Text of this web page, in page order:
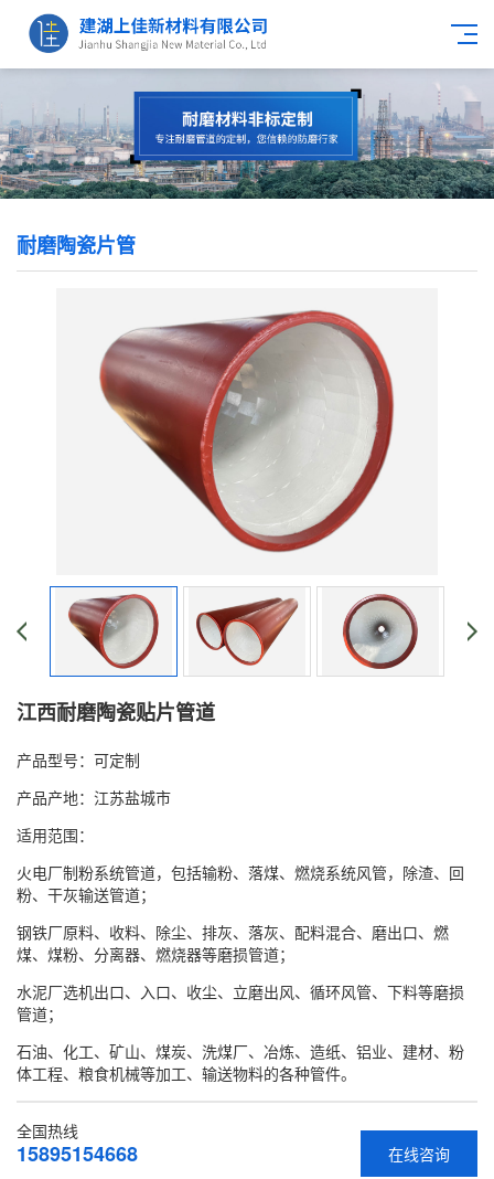
耐磨陶瓷片管
江西耐磨陶瓷贴片管道
产品型号：可定制
产品产地：江苏盐城市
适用范围：
火电厂制粉系统管道，包括输粉、落煤、燃烧系统风管，除渣、回
粉、干灰输送管道；
钢铁厂原料、收料、除尘、排灰、落灰、配料混合、磨出口、燃
煤、煤粉、分离器、燃烧器等磨损管道；
水泥厂选机出口、入口、收尘、立磨出风、循环风管、下料等磨损
管道；
石油、化工、矿山、煤炭、洗煤厂、冶炼、造纸、铝业、建材、粉
体工程、粮食机械等加工、输送物料的各种管件。
在线咨询
全国热线
15895154668